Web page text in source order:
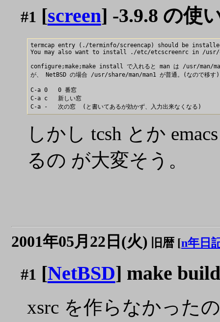
#1 [screen] -3.9.8 の使
termcap entry (./terminfo/screencap) should be
You may also want to install ./etc/etcscreenrc in /usr/
configure;make;make install で入れると man は /usr/man/
が、 NetBSD の場合 /usr/share/man/man1 が普通。(なので移す)
C-a 0   0 番窓
C-a c   新しい窓
しかし tcsh とか
るの が大変そう。
2001年05月22日(火) 旧暦 [n年日
#1 [NetBSD] make
xsrc を作らなかった